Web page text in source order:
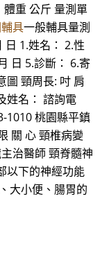
重 公斤 量測單
具一般輔具量測
日 1.姓名： 2.性
日 5.診斷： 6.寄
圖 頸周長: 吋 肩
姓名： 諮詢電
1010 桃園縣平鎮
關 心 頸椎病變
治醫師 頸脊髓神
以下的神經功能
大小便、腸胃的